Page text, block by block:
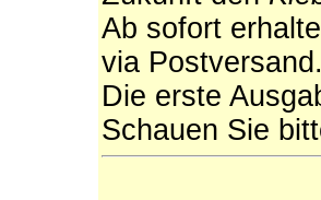
Ab sofort
via Postversand.
Die erste
Schauen Sie